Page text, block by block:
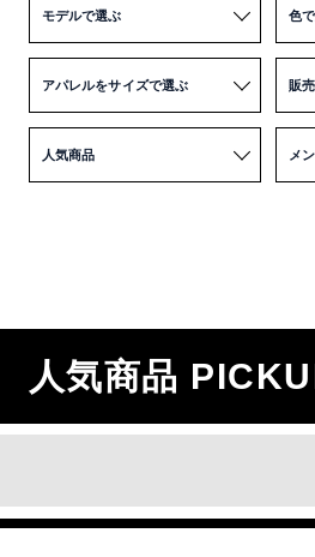
モデルで選ぶ 色
アパレルをサイズで選ぶ 販
人気商品 メ
人気商品